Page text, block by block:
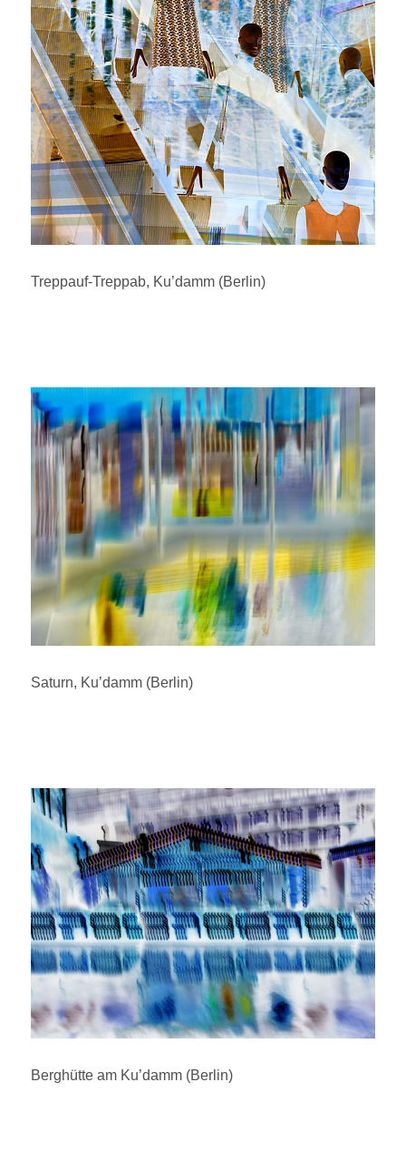
Treppauf-Treppab, Ku’damm (Berlin)
Saturn, Ku’damm (Berlin)
Berghütte am Ku’damm (Berlin)